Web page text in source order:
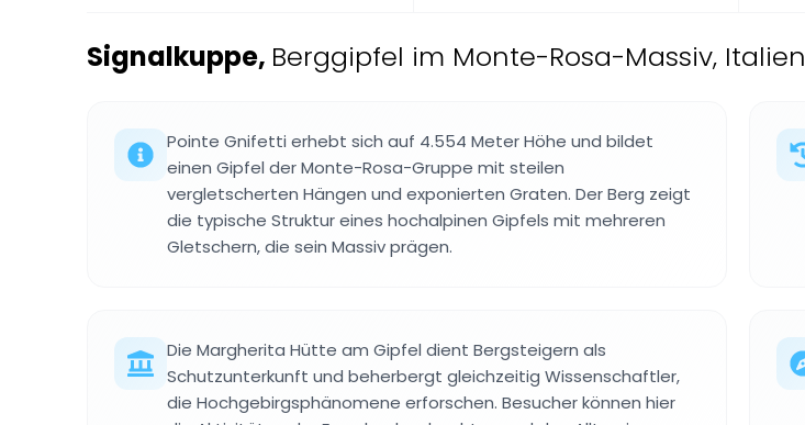
Signalkuppe, Berggipfel im Monte-Rosa-Massiv, Italien
Pointe Gnifetti erhebt sich auf 4.554 Meter Höhe und bildet
einen Gipfel der Monte-Rosa-Gruppe mit steilen
vergletscherten Hängen und exponierten Graten. Der Berg zeigt
die typische Struktur eines hochalpinen Gipfels mit mehreren
Gletschern, die sein Massiv prägen.
Die Margherita Hütte am Gipfel dient Bergsteigern als
Schutzunterkunft und beherbergt gleichzeitig Wissenschaftler,
die Hochgebirgsphänomene erforschen. Besucher können hier